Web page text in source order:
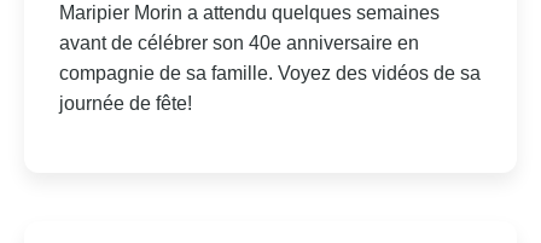
Maripier Morin a attendu quelques semaines
avant de célébrer son 40e anniversaire en
compagnie de sa famille. Voyez des vidéos de sa
journée de fête!